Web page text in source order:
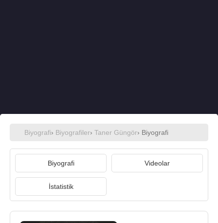
Biyografi› Biyografiler› Taner Güngör› Biyografi
Biyografi Videolar
İstatistik